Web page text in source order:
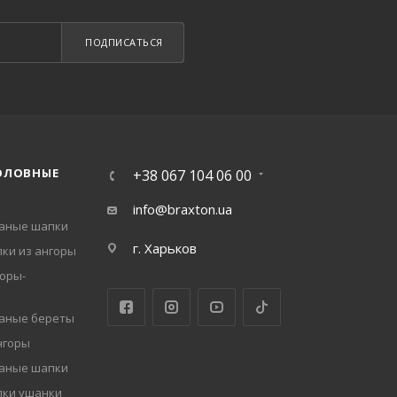
ПОДПИСАТЬСЯ
шапки
из ангоры
береты
шапки
ушанки
+38 067 104 06 00
info@braxton.ua
г. Харьков